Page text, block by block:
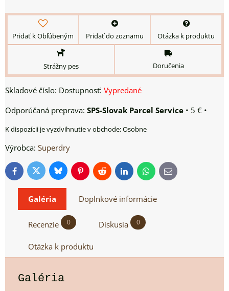
Pridať k Obľúbeným Pridať do zoznamu Otázka k produktu
Strážny pes Doručenia
Skladové číslo: Dostupnosť: Vypredané
SPS-Slovak Parcel Service • 5 € •
Osobne
Výrobca: Superdry
FacebookTwitterBlueskyPinterestReddit LinkedInWhatsApp
E-
mail
Galéria Doplnkové informácie
Recenzie 0 Diskusia 0
Otázka k produktu
Galéria